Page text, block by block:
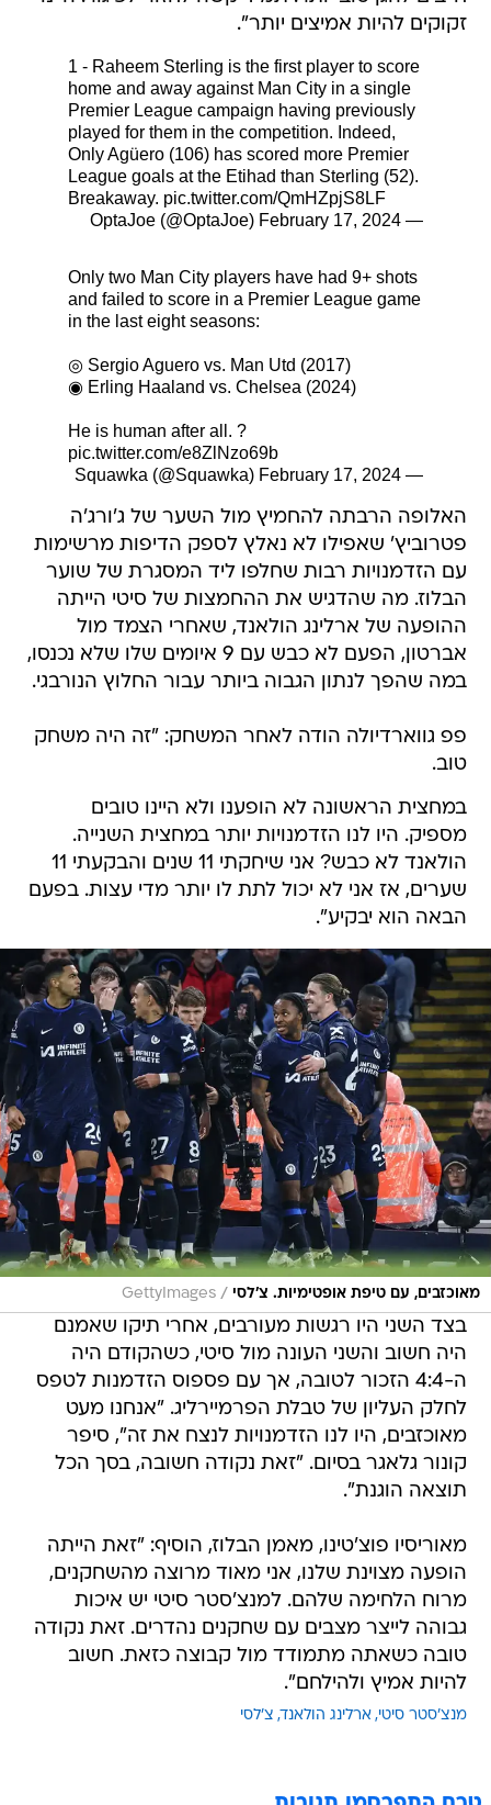
זקוקים להיות אמיצים יותר".
1 - Raheem Sterling is the first player to score
home and away against Man City in a single
Premier League campaign having previously
played for them in the competition. Indeed,
Only Agüero (106) has scored more Premier
League goals at the Etihad than Sterling (52).
Breakaway. pic.twitter.com/QmHZpjS8LF
— OptaJoe (@OptaJoe)
February 17, 2024
Only two Man City players have had 9+ shots
and failed to score in a Premier League game
in the last eight seasons:
◎ Sergio Aguero vs. Man Utd (2017)
◉ Erling Haaland vs. Chelsea (2024)
He is human after all. ?
pic.twitter.com/e8ZlNzo69b
— Squawka (@Squawka)
February 17, 2024
האלופה הרבתה להחמיץ מול השער של ג'ורג'ה
פטרוביץ' שאפילו לא נאלץ לספק הדיפות מרשימות
עם הזדמנויות רבות שחלפו ליד המסגרת של שוער
הבלוז. מה שהדגיש את ההחמצות של סיטי הייתה
ההופעה של ארלינג הולאנד, שאחרי הצמד מול
אברטון, הפעם לא כבש עם 9 איומים שלו שלא נכנסו,
במה שהפך לנתון הגבוה ביותר עבור החלוץ הנורבגי.
פפ גווארדיולה הודה לאחר המשחק: "זה היה משחק
טוב.
במחצית הראשונה לא הופענו ולא היינו טובים
מספיק. היו לנו הזדמנויות יותר במחצית השנייה.
הולאנד לא כבש? אני שיחקתי 11 שנים והבקעתי 11
שערים, אז אני לא יכול לתת לו יותר מדי עצות. בפעם
הבאה הוא יבקיע".
מאוכזבים, עם טיפת אופטימיות. צ'לסי /
GettyImages
בצד השני היו רגשות מעורבים, אחרי תיקו שאמנם
היה חשוב והשני העונה מול סיטי, כשהקודם היה
ה-4:4 הזכור לטובה, אך עם פספוס הזדמנות לטפס
לחלק העליון של טבלת הפרמיירליג. "אנחנו מעט
מאוכזבים, היו לנו הזדמנויות לנצח את זה", סיפר
קונור גלאגר בסיום. "זאת נקודה חשובה, בסך הכל
תוצאה הוגנת".
מאוריסיו פוצ'טינו, מאמן הבלוז, הוסיף: "זאת הייתה
הופעה מצוינת שלנו, אני מאוד מרוצה מהשחקנים,
מרוח הלחימה שלהם. למנצ'סטר סיטי יש איכות
גבוהה לייצר מצבים עם שחקנים נהדרים. זאת נקודה
טובה כשאתה מתמודד מול קבוצה כזאת. חשוב
להיות אמיץ ולהילחם".
מנצ'סטר סיטי ארלינג הולאנד צ'לסי